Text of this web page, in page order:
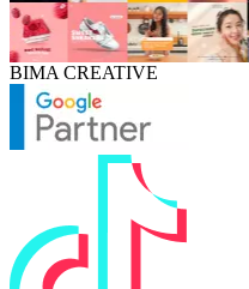
BIMA CREATIVE